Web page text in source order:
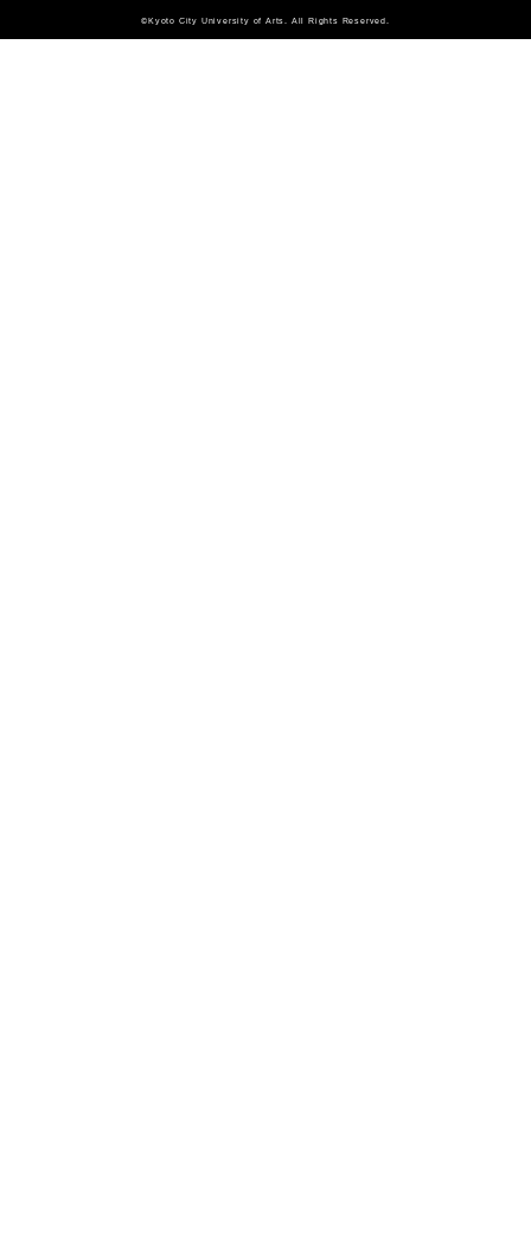
©️Kyoto City University of Arts. All Rights Reserved.